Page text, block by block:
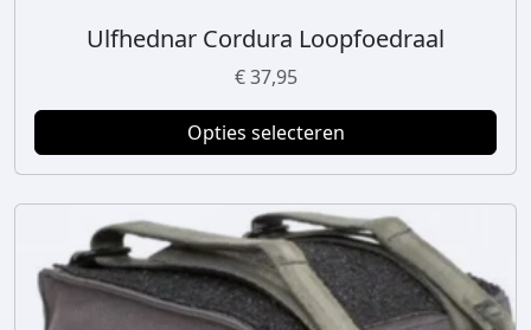
Ulfhednar Cordura Loopfoedraal
€37,95
Opties selecteren
p
r
o
d
c
t
h